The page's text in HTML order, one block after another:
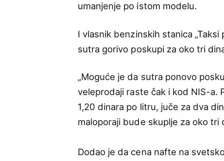
umanjenje po istom modelu.
I vlasnik benzinskih stanica
sutra gorivo poskupi za oko tri
„Moguće je da sutra ponovo
veleprodaji raste čak i kod NIS-a.
1,20 dinara po litru, juče za dva
maloporaji bude skuplje za oko tri
Dodao je da cena nafte na